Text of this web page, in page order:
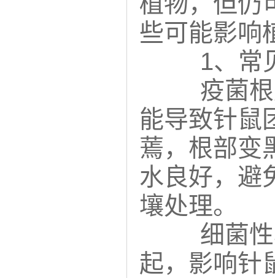
些可能影响
1、常
疫菌
能导致针鼠
蔫，根部变
水良好，避
壤处理。
细菌
起，影响针